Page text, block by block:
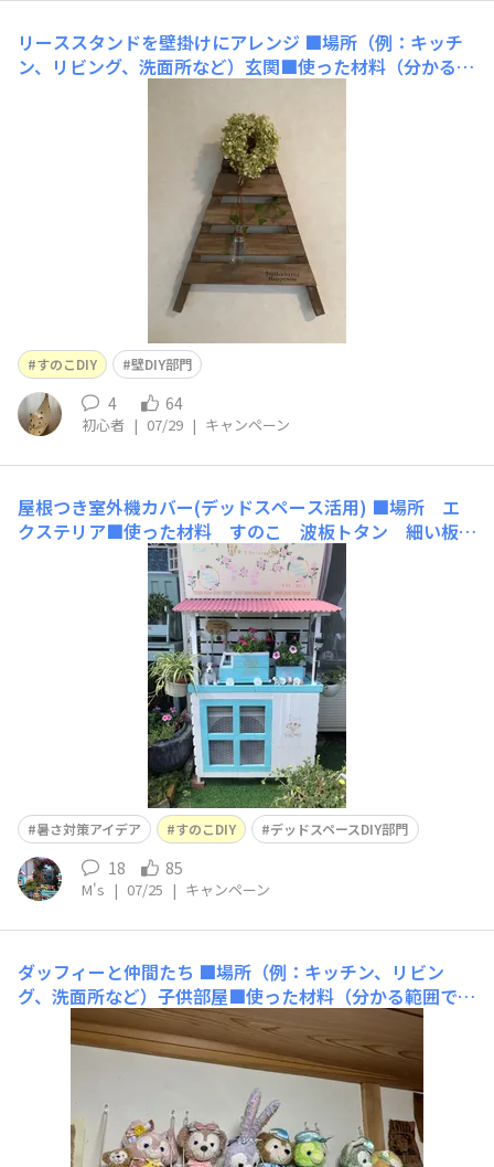
リーススタンドを壁掛けにアレンジ ■場所（例：キッチ
ン、リビング、洗面所など）玄関■使った材料（分かる範
ったリーススタンドにステンシルを追加して壁に飾りまし
た■こだわりポイント昨年作った自作のリーススタンド先
日WSでしっかりしたものを作ったのでスノコ版は壁掛け
として使うことにしまし
すのこDIY 壁DIY部門
4 64
初心者 | 07/29 | キャンペーン
屋根つき室外機カバー(デッドスペース活用) ■場所 エ
クステリア■使った材料 すのこ 波板トタン 細い板■
工程 以前の室外機カバーに1. 支柱を立てる2. 背板用とし
てすのこをつける3. 屋根の土台を作る4. 支柱に屋根の土
台をつける5 波板トタンを屋根の土台に合わせて切る⒍
切った波板トタンを傘釘で打ち付ける⒎ 塗装する
暑さ対策アイデア すのこDIY デッドスペースDIY部門
18 85
M's | 07/25 | キャンペーン
ダッフィーと仲間たち ■場所（例：キッチン、リビン
グ、洗面所など）子供部屋■使った材料（分かる範囲で）
ロープ、スノコ、棒■工程（分かる範囲で）スノコと棒に
ロープで縛り付けて■こだわりポイントダッフィーたち
が、ブランコに楽しそうに乗っているイメージに作ってみ